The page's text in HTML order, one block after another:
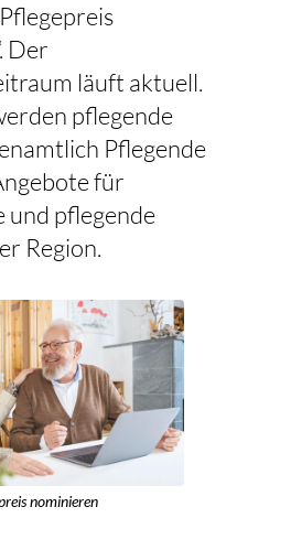
Der
läuft aktuell.
pflegende
Pflegende
für
pflegende
Region.
nominieren